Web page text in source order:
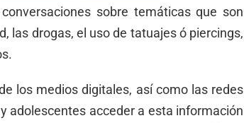
sobre temáticas que son
las drogas, el uso de tatuajes ó piercings,
los medios digitales, así como las redes
adolescentes acceder a esta información